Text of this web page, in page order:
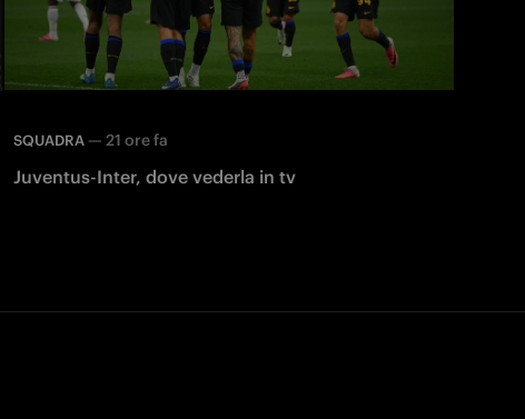
SQUADRA — 21 ore fa
Juventus-Inter, dove vederla in tv